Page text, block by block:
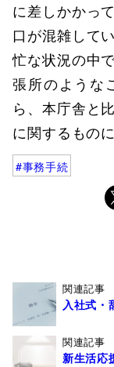
に差しかかっ
口が混雑して
忙な状況の中
張所のような
ら、本庁舎と
に関するもの
事務手続
関連記事
入社式・
関連記事
新生活応